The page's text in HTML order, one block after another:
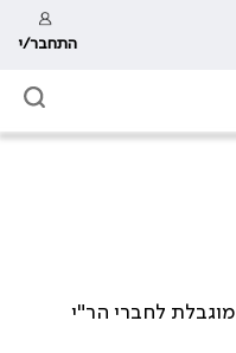
התחבר/י
מוגבלת לחברי הר"י